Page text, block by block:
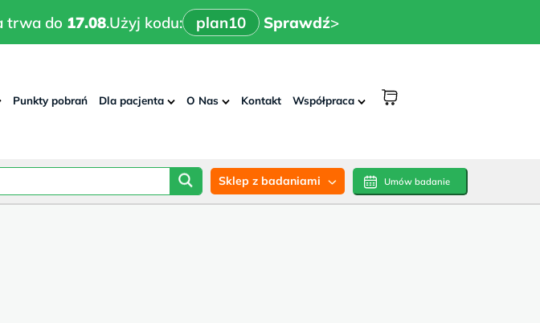
trwa do 17.08.Użyj kodu: plan10 Sprawdź>
do 17.08.Użyj kodu: plan10 Sprawdź>
Punkty pobrań Dla pacjenta O Nas Kontakt Współpraca
Sklep z badaniami Umów badanie